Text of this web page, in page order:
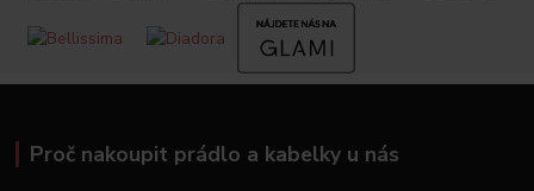
Proč nakoupit prádlo a kabelky u nás